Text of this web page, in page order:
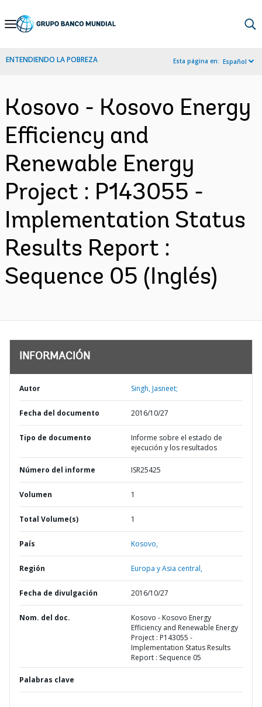
Skip
Navigation
ENTENDIENDO LA POBREZA Esta página en: Español
Kosovo - Kosovo Energy
Efficiency and
Renewable Energy
Project : P143055 -
Implementation Status
Results Report :
Sequence 05 (Inglés)
INFORMACIÓN
Autor Singh, Jasneet;
Fecha del documento 2016/10/27
Tipo de documento
Informe sobre el estado de
ejecución y los resultados
Número del informe ISR25425
Volumen 1
Total Volume(s) 1
País Kosovo,
Región Europa y Asia central,
Fecha de divulgación 2016/10/27
Nom. del doc.
Kosovo - Kosovo Energy
Efficiency and Renewable Energy
Project : P143055 -
Implementation Status Results
Report : Sequence 05
Palabras clave